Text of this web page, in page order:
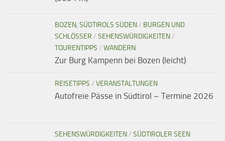
BOZEN, SÜDTIROLS SÜDEN/ BURGEN UND
SCHLÖSSER / SEHENSWÜRDIGKEITEN/
TOURENTIPPS / WANDERN
Zur Burg Kampenn bei Bozen (leicht)
REISETIPPS / VERANSTALTUNGEN
Autofreie Pässe in Südtirol – Termine 2026
SEHENSWÜRDIGKEITEN/ SÜDTIROLER SEEN